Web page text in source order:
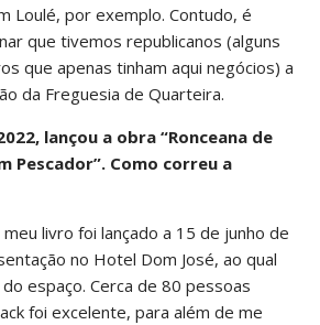
Loulé, por exemplo. Contudo, é
que tivemos republicanos (alguns
que apenas tinham aqui negócios) a
da Freguesia de Quarteira.
lançou a obra “Ronceana de
Pescador”. Como correu a
livro foi lançado a 15 de junho de
no Hotel Dom José, ao qual
espaço. Cerca de 80 pessoas
foi excelente, para além de me